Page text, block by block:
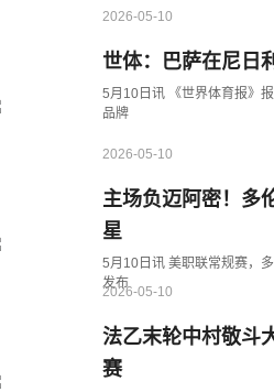
2026-05-10
世体：巴萨在尼日
5月10日讯 《世界体育报》
品牌
2026-05-10
主场负迈阿密！多
星
5月10日讯 美职联常规赛，
发布
2026-05-10
法乙末轮中村敬斗
赛